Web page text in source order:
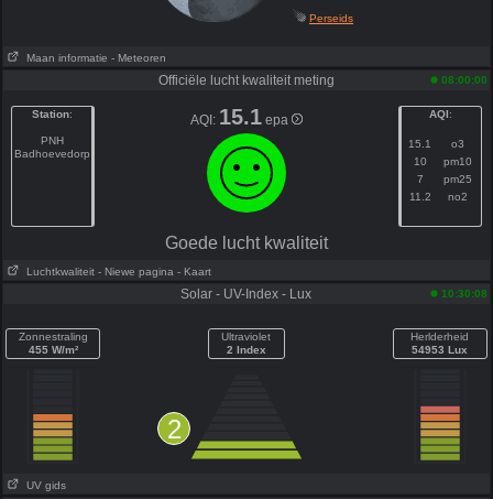
Perseids
Maan informatie - Meteoren
Officiële lucht kwaliteit meting 08:00:00
Station:
PNH
Badhoevedorp
AQI: 15.1 epa AQI:
15.1
o3
10
pm10
7
pm25
11.2
no2
Goede lucht kwaliteit
Luchtkwaliteit - Niewe pagina - Kaart
Solar - UV-Index - Lux 10:30:08
Zonnestraling
455 W/m²
Ultraviolet
2 Index
2
Herlderheid
54953 Lux
UV gids